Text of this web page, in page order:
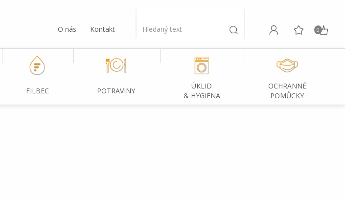
O nás Kontakt 0
FILBEC POTRAVINY
ÚKLID
& HYGIENA
OCHRANNÉ
POMŮCKY